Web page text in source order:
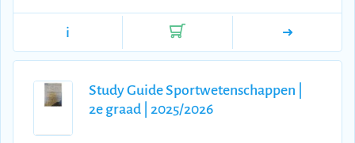
en avoir, regelmatige en onregelmatige
werkwoorden, passé composé, futur proche,
woordenschat (familie, school, vrije tijd). Ideaal
voor examenvoorbereiding en huiswerk - alles wat
je moet kennen voor 2e graad Frans duidelijk en
i
Study Guide Sportwetenschappen |
2e graad | 2025/2026